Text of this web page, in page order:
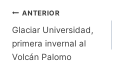
NAVEGACIÓN
DE
ENTRADAS
ANTERIOR
Glaciar Universidad,
primera invernal al
Volcán Palomo